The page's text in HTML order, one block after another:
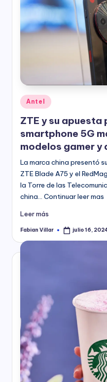
Publicado
en
Antel
ZTE y su apuesta
smartphone 5G
modelos gamer y
La marca china presentó
ZTE Blade A75 y el
la Torre de las
china… Continuar leer mas
Leer más
Publicado
Fabian Villar julio 16,